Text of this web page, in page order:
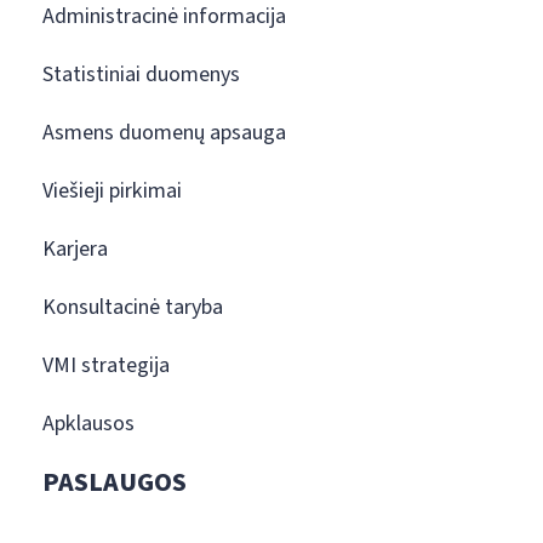
Administracinė informacija
Statistiniai duomenys
Asmens duomenų apsauga
Viešieji pirkimai
Karjera
Konsultacinė taryba
VMI strategija
Apklausos
PASLAUGOS